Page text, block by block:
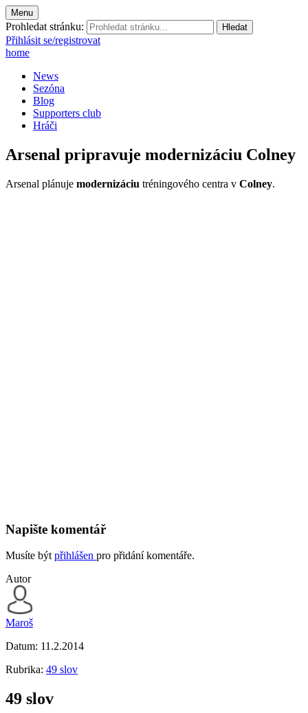
Menu
Prohledat stránku:
Přihlásit se/registrovat
home
News
Sezóna
Blog
Supporters club
Hráči
Arsenal pripravuje modernizáciu Colney
Arsenal plánuje modernizáciu tréningového centra v Colney.
Napište komentář
Musíte být přihlášen pro přidání komentáře.
Autor
Maroš
Datum: 11.2.2014
Rubrika: 49 slov
49 slov